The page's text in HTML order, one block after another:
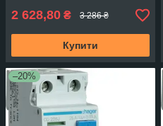
2 628,80 ₴ 3 286 ₴
Купити
–20%